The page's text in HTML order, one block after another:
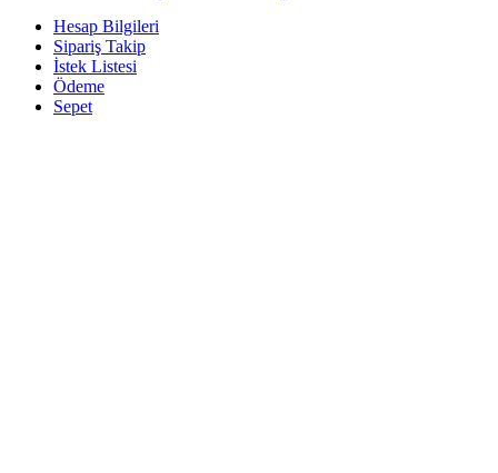
Hesap Bilgileri
Sipariş Takip
İstek Listesi
Ödeme
Sepet